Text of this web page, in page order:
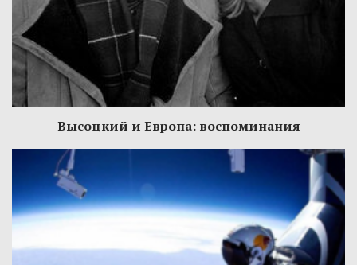
Высоцкий и Европа: воспоминания